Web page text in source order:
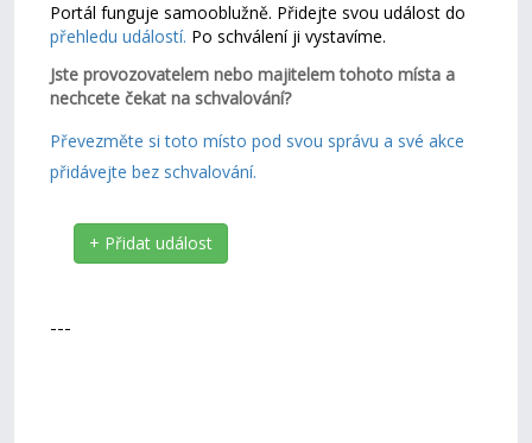
Portál funguje samooblužně. Přidejte svou událost do
přehledu událostí. Po schválení ji vystavíme.
Jste provozovatelem nebo majitelem tohoto místa a
nechcete čekat na schvalování?
Převezměte si toto místo pod svou správu a své akce
přidávejte bez schvalování.
+ Přidat událost
---